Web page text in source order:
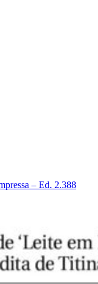
– Ed. 2.388